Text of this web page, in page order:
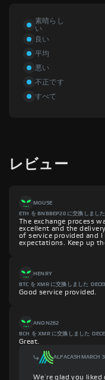
レビュー
MOUSE
ETH を BNBBEP20 に交換しました
The exchange process
excellent and the
of service provided and
expectations. Keep up
HENRY
BTC を XMR に交換しました
Good service provided.
ANON262
BCH を XMR に交換しました
Great.
ALFACASH MARCH
We’re glad you
素晴らし
い
良い
平均
悪い
不正です
すべて